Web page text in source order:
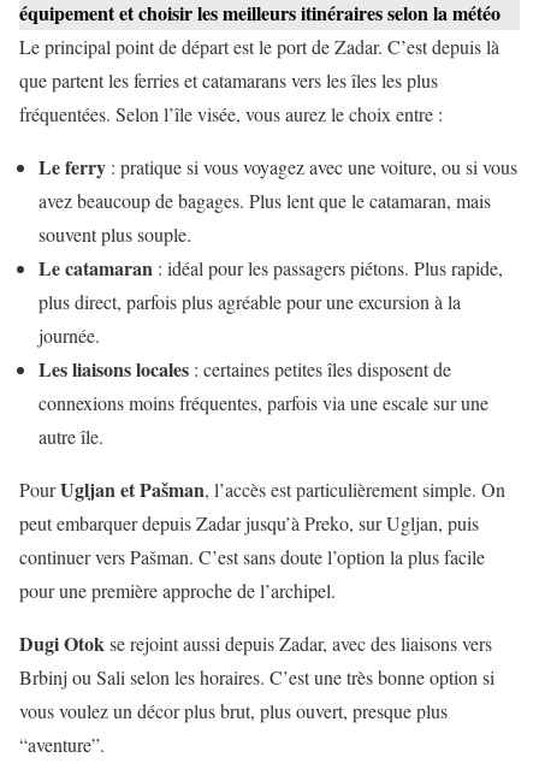
équipement et choisir les meilleurs itinéraires selon la météo
Le principal point de départ est le port de Zadar. C’est depuis là
que partent les ferries et catamarans vers les îles les plus
fréquentées. Selon l’île visée, vous aurez le choix entre :
Le ferry : pratique si vous voyagez avec une voiture, ou si vous
avez beaucoup de bagages. Plus lent que le catamaran, mais
souvent plus souple.
Le catamaran : idéal pour les passagers piétons. Plus rapide,
plus direct, parfois plus agréable pour une excursion à la
journée.
Les liaisons locales : certaines petites îles disposent de
connexions moins fréquentes, parfois via une escale sur une
autre île.
PourUgljan et Pašman, l’accès est particulièrement simple. On
peut embarquer depuis Zadar jusqu’à Preko, sur Ugljan, puis
continuer vers Pašman. C’est sans doute l’option la plus facile
pour une première approche de l’archipel.
Dugi Otokse rejoint aussi depuis Zadar, avec des liaisons vers
Brbinj ou Sali selon les horaires. C’est une très bonne option si
vous voulez un décor plus brut, plus ouvert, presque plus
“aventure”.